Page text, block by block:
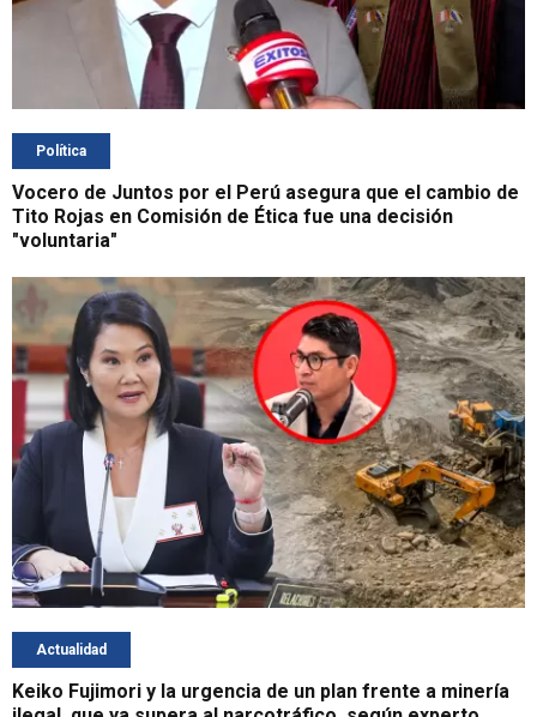
Política
Vocero de Juntos por el Perú asegura que el cambio de
Tito Rojas en Comisión de Ética fue una decisión
"voluntaria"
Actualidad
Keiko Fujimori y la urgencia de un plan frente a minería